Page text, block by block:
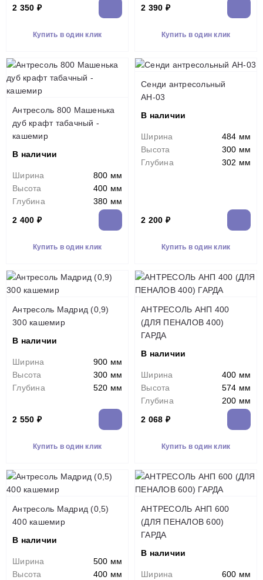
2 350 ₽
Купить в один клик
2 390 ₽
Купить в один клик
Антресоль 800 Машенька
дуб крафт табачный -
кашемир
В наличии
Ширина
800 мм
Высота
400 мм
Глубина
380 мм
2 400 ₽
Купить в один клик
Сенди антресольный
АН-03
В наличии
Ширина
484 мм
Высота
300 мм
Глубина
302 мм
2 200 ₽
Купить в один клик
Антресоль Мадрид (0,9)
300 кашемир
В наличии
Ширина
900 мм
Высота
300 мм
Глубина
520 мм
2 550 ₽
Купить в один клик
АНТРЕСОЛЬ АНП 400
(ДЛЯ ПЕНАЛОВ 400)
ГАРДА
В наличии
Ширина
400 мм
Высота
574 мм
Глубина
200 мм
2 068 ₽
Купить в один клик
Антресоль Мадрид (0,5)
400 кашемир
В наличии
Ширина
500 мм
Высота
400 мм
АНТРЕСОЛЬ АНП 600
(ДЛЯ ПЕНАЛОВ 600)
ГАРДА
В наличии
Ширина
600 мм